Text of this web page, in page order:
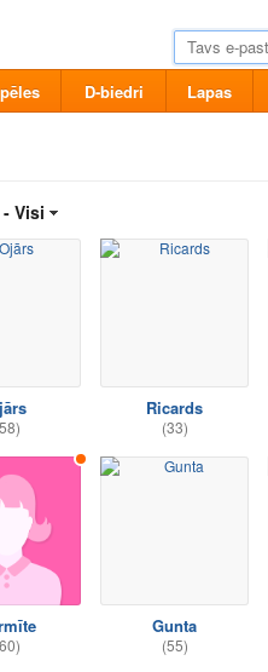
D-biedri Lapas
Visi
Ricards
(33)
Gunta
(55)